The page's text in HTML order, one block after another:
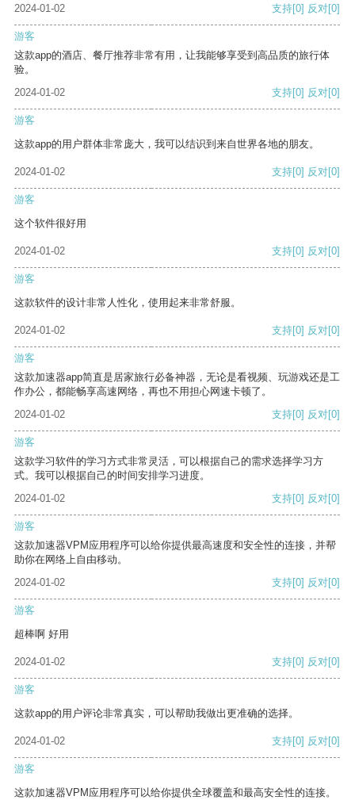
2024-01-02 支持[0] 反对[0]
游客
这款app的酒店、餐厅推荐非常有用，让我能够享受到高品质的旅行体
验。
2024-01-02
支持[0] 反对[0]
游客
这款app的用户群体非常庞大，我可以结识到来自世界各地的朋友。
2024-01-02 支持[0] 反对[0]
游客
这个软件很好用
2024-01-02 支持[0] 反对[0]
游客
这款软件的设计非常人性化，使用起来非常舒服。
2024-01-02 支持[0] 反对[0]
游客
这款加速器app简直是居家旅行必备神器，无论是看视频、玩游戏还是工
作办公，都能畅享高速网络，再也不用担心网速卡顿了。
2024-01-02
支持[0] 反对[0]
游客
这款学习软件的学习方式非常灵活，可以根据自己的需求选择学习方
式。我可以根据自己的时间安排学习进度。
2024-01-02
支持[0] 反对[0]
游客
这款加速器VPM应用程序可以给你提供最高速度和安全性的连接，并帮
助你在网络上自由移动。
2024-01-02
支持[0] 反对[0]
游客
超棒啊 好用
2024-01-02 支持[0] 反对[0]
游客
这款app的用户评论非常真实，可以帮助我做出更准确的选择。
2024-01-02 支持[0] 反对[0]
游客
这款加速器VPM应用程序可以给你提供全球覆盖和最高安全性的连接。